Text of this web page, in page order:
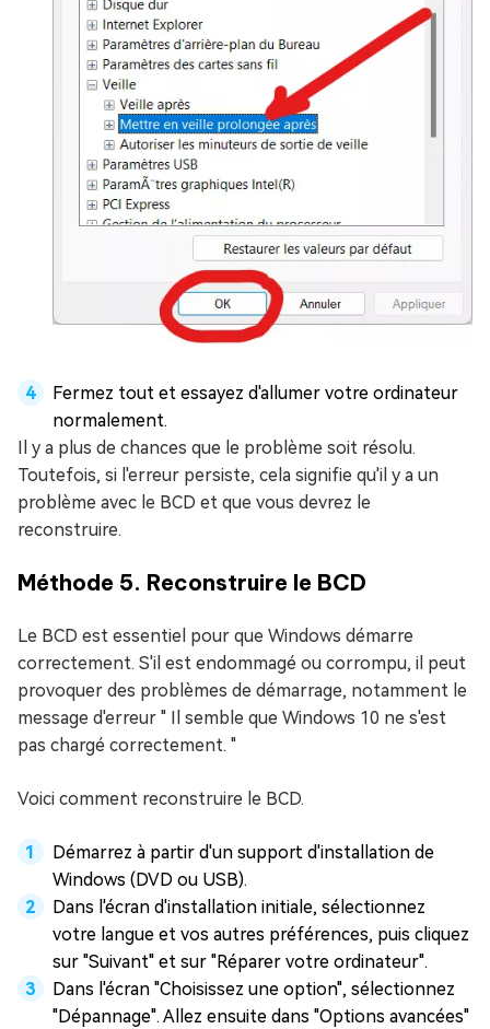
Fermez tout et essayez d'allumer votre ordinateur
normalement.
Il y a plus de chances que le problème soit résolu.
Toutefois, si l'erreur persiste, cela signifie qu'il y a un
problème avec le BCD et que vous devrez le
reconstruire.
Méthode 5. Reconstruire le BCD
Le BCD est essentiel pour que Windows démarre
correctement. S'il est endommagé ou corrompu, il peut
provoquer des problèmes de démarrage, notamment le
message d'erreur " Il semble que Windows 10 ne s'est
pas chargé correctement. "
Voici comment reconstruire le BCD.
Démarrez à partir d'un support d'installation de
Windows (DVD ou USB).
Dans l'écran d'installation initiale, sélectionnez
votre langue et vos autres préférences, puis cliquez
sur "Suivant" et sur "Réparer votre ordinateur".
Dans l'écran "Choisissez une option", sélectionnez
"Dépannage". Allez ensuite dans "Options avancées"